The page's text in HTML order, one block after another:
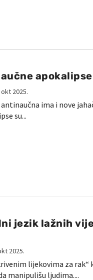
apokalipse
okt 2025.
ima i nove
su...
jezik lažnih
2025.
lijekovima za rak“
manipulišu ljudima....